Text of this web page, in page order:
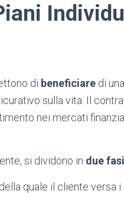
di beneficiare di
sulla vita. Il
nei mercati
si dividono in due
quale il cliente versa